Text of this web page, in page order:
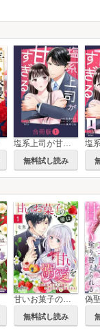
塩系上司が甘すぎる【合冊版】
無料試し読み
甘いお菓子の後は甘い溺愛を～婚約破棄された令嬢は辺境伯子息に溺愛される～
無料試し読み